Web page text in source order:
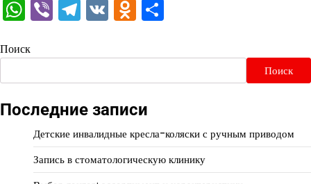
WhatsApp
ViberTelegram
VKOdnoklassniki
Поиск
Поиск
Последние записи
Детские инвалидные кресла-коляски с ручным приводом
Запись в стоматологическую клинику